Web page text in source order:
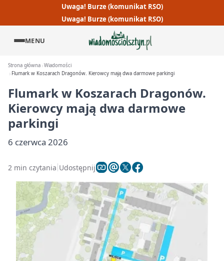
Uwaga! Burze (komunikat RSO)
Uwaga! Burze (komunikat RSO)
MENU
Strona główna Wiadomości
Flumark w Koszarach Dragonów. Kierowcy mają dwa darmowe parkingi
Flumark w Koszarach Dragonów.
Kierowcy mają dwa darmowe
parkingi
6 czerwca 2026
2 min czytania Udostępnij